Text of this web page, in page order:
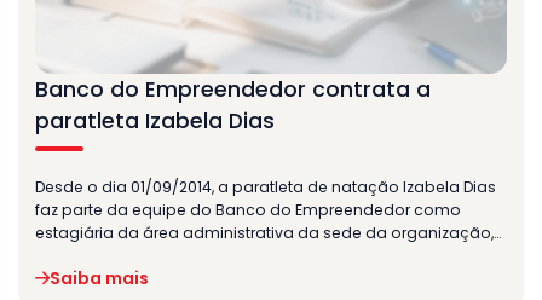
Banco do Empreendedor contrata a
paratleta Izabela Dias
Desde o dia 01/09/2014, a paratleta de natação Izabela Dias
faz parte da equipe do Banco do Empreendedor como
estagiária da área administrativa da sede da organização,…
Saiba mais